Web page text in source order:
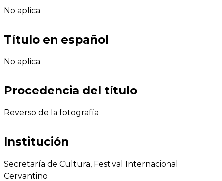
No aplica
Título en español
No aplica
Procedencia del título
Reverso de la fotografía
Institución
Secretaría de Cultura, Festival Internacional
Cervantino